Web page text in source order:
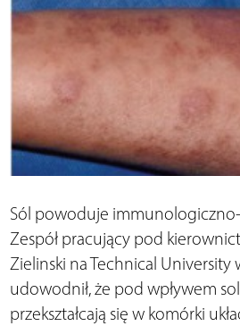
Sól powoduje
Zespół pracujący pod
Zielinski na Technical
udowodnił, że pod wpływem
przekształcają się w komórki